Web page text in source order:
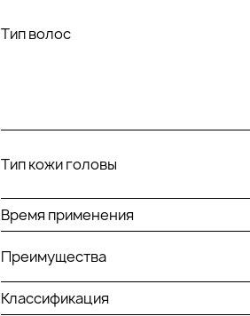
Тип волос
Тип кожи головы
Время применения
Преимущества
Классификация